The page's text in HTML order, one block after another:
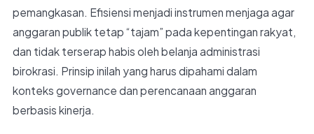
pemangkasan. Efisiensi menjadi instrumen menjaga agar
anggaran publik tetap “tajam” pada kepentingan rakyat,
dan tidak terserap habis oleh belanja administrasi
birokrasi. Prinsip inilah yang harus dipahami dalam
konteks governance dan perencanaan anggaran
berbasis kinerja.